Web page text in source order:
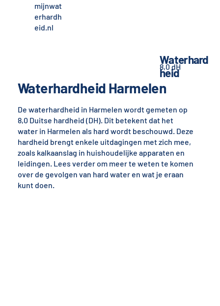
mijnwat
erhardh
eid.nl
Waterhardheid Harmelen
De waterhardheid in Harmelen wordt gemeten op
8,0 Duitse hardheid (DH). Dit betekent dat het
water in Harmelen als hard wordt beschouwd. Deze
hardheid brengt enkele uitdagingen met zich mee,
zoals kalkaanslag in huishoudelijke apparaten en
leidingen. Lees verder om meer te weten te komen
over de gevolgen van hard water en wat je eraan
kunt doen.
Waterhard
heid
8,0 dH